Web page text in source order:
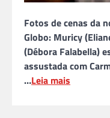
Fotos de cenas da
Globo: Muricy
(Débora Falabella)
assustada com
…Leia mais